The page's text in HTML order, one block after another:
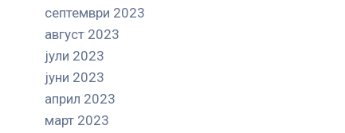
септември 2023
август 2023
јули 2023
јуни 2023
април 2023
март 2023